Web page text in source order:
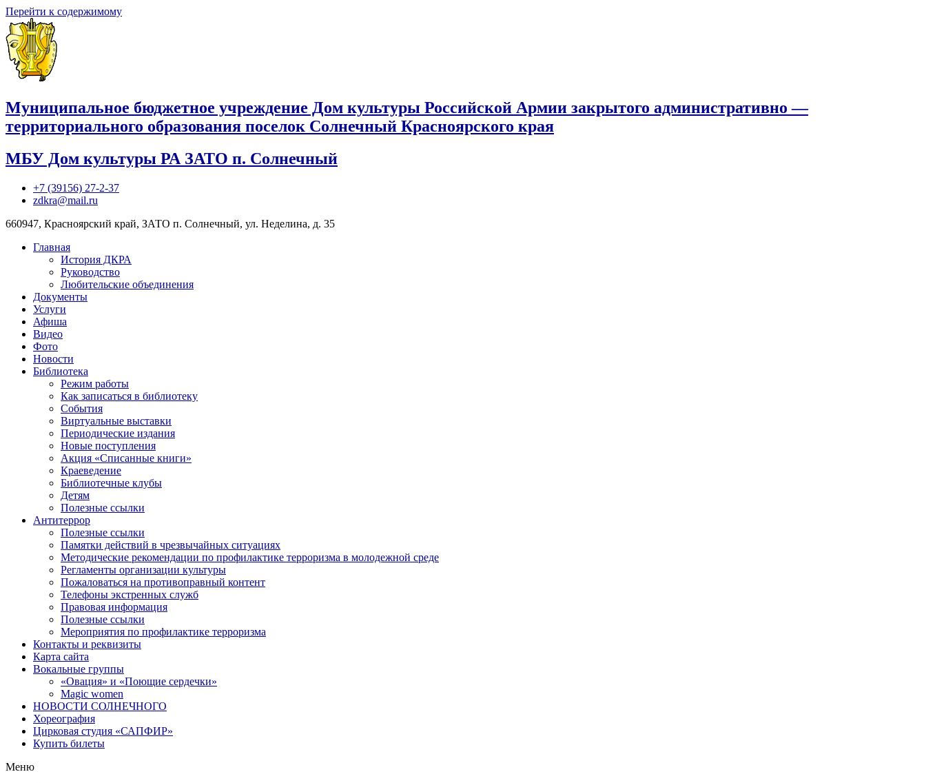
Перейти к содержимому
Муниципальное бюджетное учреждение Дом культуры Российской Армии закрытого административно —
территориального образования поселок Солнечный Красноярского края
МБУ Дом культуры РА ЗАТО п. Солнечный
+7 (39156) 27-2-37
zdkra@mail.ru
660947, Красноярский край, ЗАТО п. Солнечный, ул. Неделина, д. 35
Главная
История ДКРА
Руководство
Любительские объединения
Документы
Услуги
Афиша
Видео
Фото
Новости
Библиотека
Режим работы
Как записаться в библиотеку
События
Виртуальные выставки
Периодические издания
Новые поступления
Акция «Списанные книги»
Краеведение
Библиотечные клубы
Детям
Полезные ссылки
Антитеррор
Полезные ссылки
Памятки действий в чрезвычайных ситуациях
Методические рекомендации по профилактике терроризма в молодежной среде
Регламенты организации культуры
Пожаловаться на противоправный контент
Телефоны экстренных служб
Правовая информация
Полезные ссылки
Мероприятия по профилактике терроризма
Контакты и реквизиты
Карта сайта
Вокальные группы
«Овация» и «Поющие сердечки»
Magic women
НОВОСТИ СОЛНЕЧНОГО
Хореография
Цирковая студия «САПФИР»
Купить билеты
Меню